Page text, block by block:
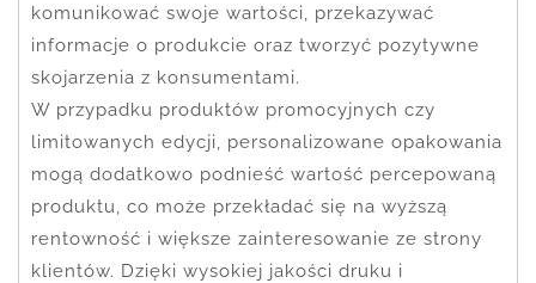
komunikować swoje wartości, przekazywać
informacje o produkcie oraz tworzyć pozytywne
skojarzenia z konsumentami.
W przypadku produktów promocyjnych czy
limitowanych edycji, personalizowane opakowania
mogą dodatkowo podnieść wartość percepowaną
produktu, co może przekładać się na wyższą
rentowność i większe zainteresowanie ze strony
klientów. Dzięki wysokiej jakości druku i